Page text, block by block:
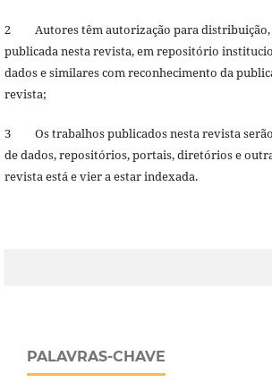
2 Autores têm autorização para distribuição,
publicada nesta revista, em repositório
dados e similares com reconhecimento da
revista;
3 Os trabalhos publicados nesta revista serão
de dados, repositórios, portais, diretórios e
revista está e vier a estar indexada.
PALAVRAS-CHAVE